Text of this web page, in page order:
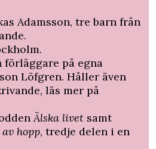
Adamsson, tre barn från
förläggare på egna
Löfgren. Håller även
läs mer på
Älska livet samt
hopp, tredje delen i en